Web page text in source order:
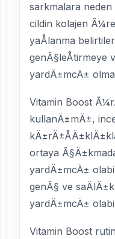
sarkmalara
cildin kolajen
yaÅlanma
genÃ§leÅtirmeye
yardÄ±mcÄ±
Vitamin Boost
kullanÄ±mÄ±,
ortaya
yardÄ±mcÄ±
genÃ§ ve
yardÄ±mcÄ±
Vitamin Boost